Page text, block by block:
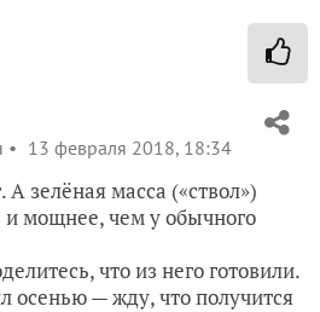
13 февраля 2018, 18:34
А зелёная масса («ствол»)
мощнее, чем у обычного
что из него готовили.
осенью — жду, что получится